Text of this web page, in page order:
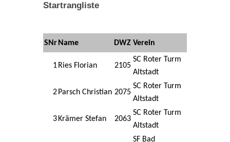
Startrangliste
SNr Name DWZ Verein
1 Ries Florian 2105
SC Roter Turm
Altstadt
2 Parsch Christian 2075
SC Roter Turm
Altstadt
3 Krämer Stefan 2063
SC Roter Turm
Altstadt
SF Bad